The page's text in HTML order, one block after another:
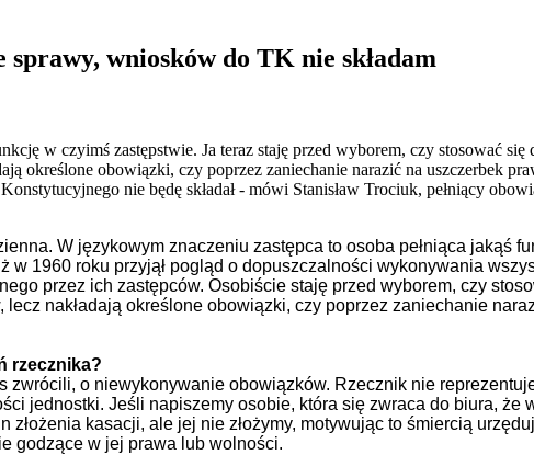
sprawy, wniosków do TK nie składam
w czyimś zastępstwie. Ja teraz staję przed wyborem, czy stosować się
określone obowiązki, czy poprzez zaniechanie narazić na uszczerbek
nie będę składał - mówi Stanisław Trociuk, pełniący
W językowym znaczeniu zastępca to osoba pełniąca jakąś
1960 roku przyjął pogląd o dopuszczalności wykonywania
przez ich zastępców. Osobiście staję przed wyborem, czy
nakładają określone obowiązki, czy poprzez zaniechanie
rzecznika?
zwrócili, o niewykonywanie obowiązków. Rzecznik nie
jednostki. Jeśli napiszemy osobie, która się zwraca do biura, że
złożenia kasacji, ale jej nie złożymy, motywując to śmiercią
godzące w jej prawa lub wolności.